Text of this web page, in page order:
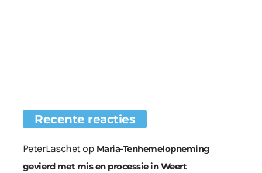
Recente reacties
PeterLaschetop Maria-Tenhemelopneming
gevierd met mis en processie in Weert